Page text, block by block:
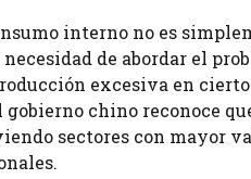
interno no es
de abordar el
excesiva en
chino reconoce
sectores con mayor